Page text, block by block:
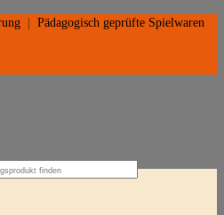
Pädagogisch geprüfte Spielwaren